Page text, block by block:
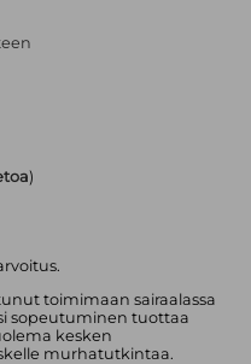
)
toimimaan sairaalassa
sopeutuminen tuottaa
kesken
murhatutkintaa.